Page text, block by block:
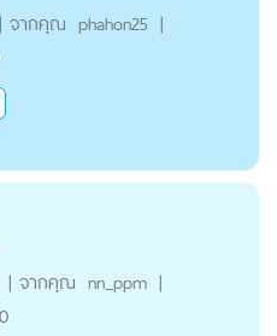
| จากคุณ phahon25 |
| จากคุณ nn_ppm |